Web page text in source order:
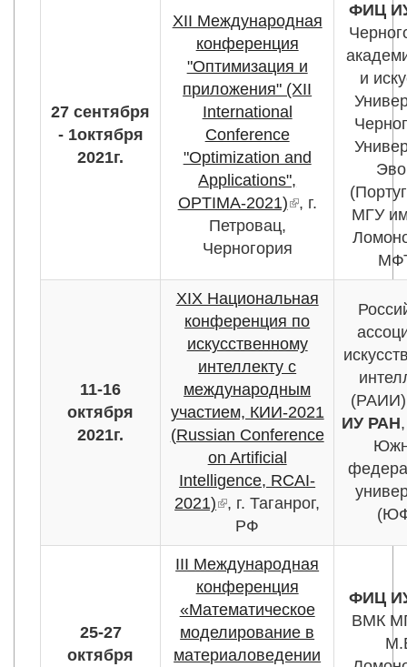
27 сентября
- 1октября
2021г.
XII Международная
конференция
"Оптимизация и
приложения" (XII
International
Conference
"Optimization and
Applications",
OPTIMA-2021) (внешняя
ссылка)
, г.
Петровац,
Черногория
ФИЦ
и
МГУ
11-16
октября
2021г.
XIX Национальная
конференция по
искусственному
интеллекту с
международным
участием, КИИ-2021
(Russian Conference
on Artificial
Intelligence, RCAI-
2021)(внешняя ссылка)
, г. Таганрог,
РФ
ИУ РАН
25-27
октября
III Международная
конференция
«Математическое
моделирование в
материаловедении
ФИЦ
ВМК